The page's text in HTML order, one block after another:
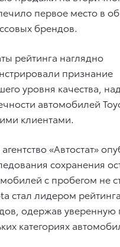
первое место в
брендов.
рейтинга наглядно
признание
уровня качества,
автомобилей
клиентами.
«Автостат»
сохранения
с пробегом не
стал лидером
одержав уверенную
категориях